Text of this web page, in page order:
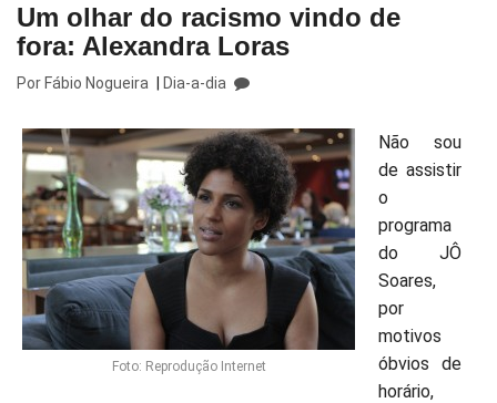
Um olhar do racismo vindo de
fora: Alexandra Loras
PorFábio Nogueira | Dia-a-dia
Foto: Reprodução Internet
Não sou
de assistir
o
programa
do JÔ
Soares,
por
motivos
óbvios de
horário,